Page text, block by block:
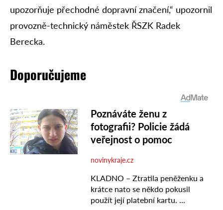
upozorňuje přechodné dopravní značení,“ upozornil
provozně-technický náměstek ŘSZK Radek
Berecka.
Doporučujeme